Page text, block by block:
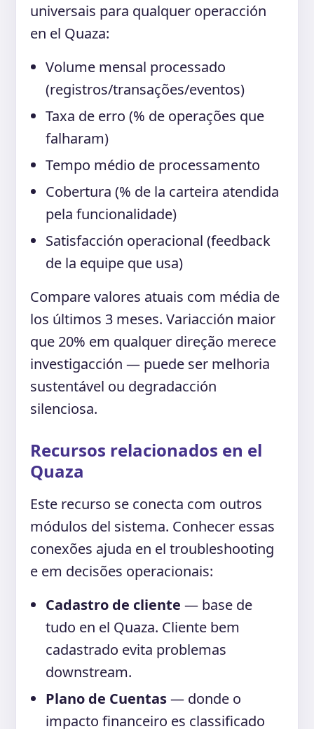
universais para qualquer operacción
en el Quaza:
Volume mensal processado
(registros/transações/eventos)
Taxa de erro (% de operações que
falharam)
Tempo médio de processamento
Cobertura (% de la carteira atendida
pela funcionalidade)
Satisfacción operacional (feedback
de la equipe que usa)
Compare valores atuais com média de
los últimos 3 meses. Variacción maior
que 20% em qualquer direção merece
investigacción — puede ser melhoria
sustentável ou degradacción
silenciosa.
Recursos relacionados en el
Quaza
Este recurso se conecta com outros
módulos del sistema. Conhecer essas
conexões ajuda en el troubleshooting
e em decisões operacionais:
Cadastro de cliente — base de
tudo en el Quaza. Cliente bem
cadastrado evita problemas
downstream.
Plano de Cuentas— donde o
impacto financeiro es classificado